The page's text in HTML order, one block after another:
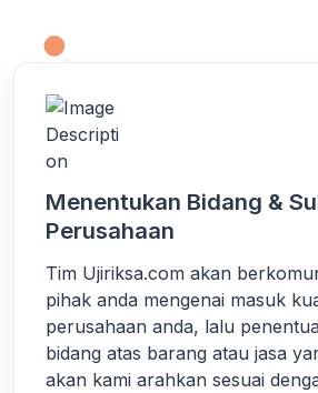
Menentukan Bidang &
Perusahaan
Tim Ujiriksa.com akan
pihak anda mengenai masuk
perusahaan anda, lalu
bidang atas barang atau jasa
akan kami arahkan sesuai